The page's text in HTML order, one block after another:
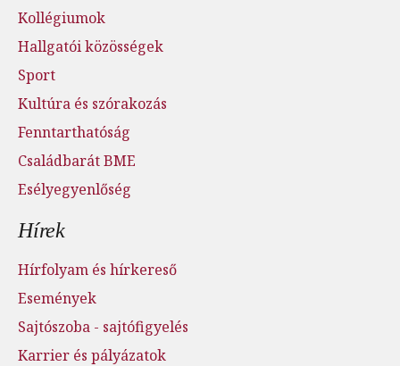
Kollégiumok
Hallgatói közösségek
Sport
Kultúra és szórakozás
Fenntarthatóság
Családbarát BME
Esélyegyenlőség
Hírek
Hírfolyam és hírkereső
Események
Sajtószoba - sajtófigyelés
Karrier és pályázatok